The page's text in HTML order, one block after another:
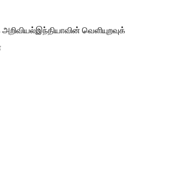
வெளியுறவுக்